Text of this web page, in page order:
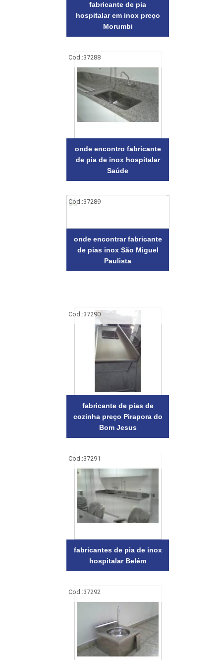
fabricante de pia
hospitalar em inox preço
Morumbi
Cod.:37288
onde encontro fabricante
de pia de inox hospitalar
Saúde
Cod.:37289
onde encontrar fabricante
de pias inox São Miguel
Paulista
Cod.:37290
fabricante de pias de
cozinha preço Pirapora do
Bom Jesus
Cod.:37291
fabricantes de pia de inox
hospitalar Belém
Cod.:37292